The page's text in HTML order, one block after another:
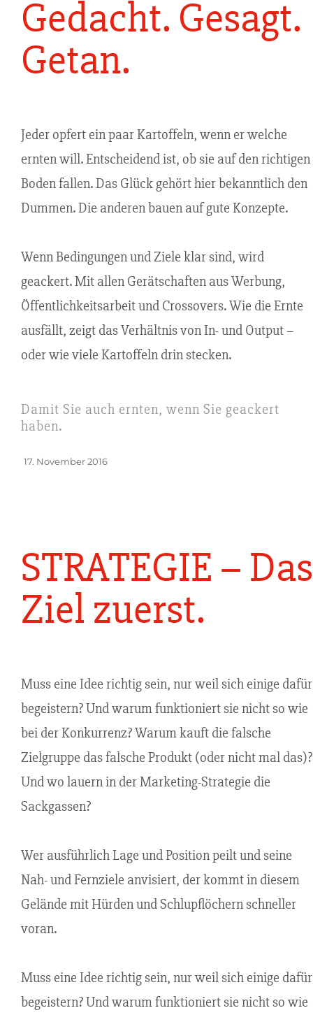
Gedacht. Gesagt.
Getan.
Jeder opfert ein paar Kartoffeln, wenn er welche
ernten will. Entscheidend ist, ob sie auf den richtigen
Boden fallen. Das Glück gehört hier bekanntlich den
Dummen. Die anderen bauen auf gute Konzepte.
Wenn Bedingungen und Ziele klar sind, wird
geackert. Mit allen Gerätschaften aus Werbung,
Öffentlichkeitsarbeit und Crossovers. Wie die Ernte
ausfällt, zeigt das Verhältnis von In- und Output –
oder wie viele Kartoffeln drin stecken.
Damit Sie auch ernten, wenn Sie geackert
haben.
Veröffentlicht
17. November 2016
STRATEGIE – Das
Ziel zuerst.
Muss eine Idee richtig sein, nur weil sich einige dafür
begeistern? Und warum funktioniert sie nicht so wie
bei der Konkurrenz? Warum kauft die falsche
Zielgruppe das falsche Produkt (oder nicht mal das)?
Und wo lauern in der Marketing-Strategie die
Sackgassen?
Wer ausführlich Lage und Position peilt und seine
Nah- und Fernziele anvisiert, der kommt in diesem
Gelände mit Hürden und Schlupflöchern schneller
voran.
Muss eine Idee richtig sein, nur weil sich einige dafür
begeistern? Und warum funktioniert sie nicht so wie